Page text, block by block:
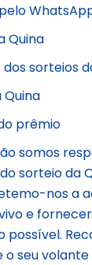
Quina
sorteios
Quina
prêmio
somos
sorteio da
nos a
e
possível.
o seu